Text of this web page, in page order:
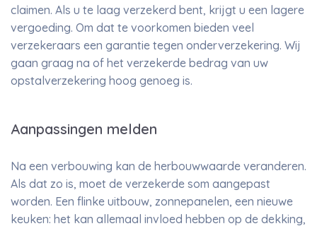
claimen. Als u te laag verzekerd bent, krijgt u een lagere
vergoeding. Om dat te voorkomen bieden veel
verzekeraars een garantie tegen onderverzekering. Wij
gaan graag na of het verzekerde bedrag van uw
opstalverzekering hoog genoeg is.
Aanpassingen melden
Na een verbouwing kan de herbouwwaarde veranderen.
Als dat zo is, moet de verzekerde som aangepast
worden. Een flinke uitbouw, zonnepanelen, een nieuwe
keuken: het kan allemaal invloed hebben op de dekking,